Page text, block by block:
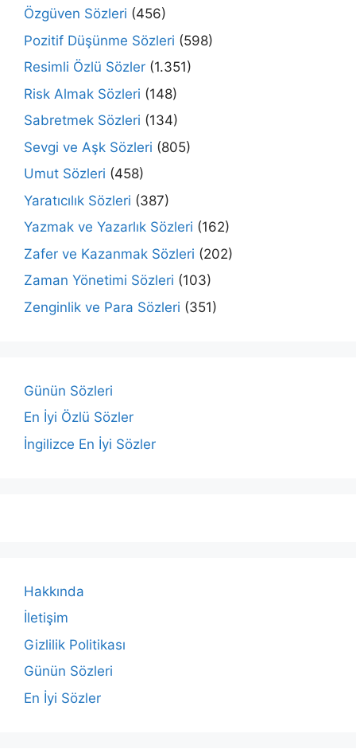
Özgüven Sözleri (456)
Pozitif Düşünme Sözleri (598)
Resimli Özlü Sözler (1.351)
Risk Almak Sözleri (148)
Sabretmek Sözleri (134)
Sevgi ve Aşk Sözleri (805)
Umut Sözleri (458)
Yaratıcılık Sözleri (387)
Yazmak ve Yazarlık Sözleri (162)
Zafer ve Kazanmak Sözleri (202)
Zaman Yönetimi Sözleri (103)
Zenginlik ve Para Sözleri (351)
Günün Sözleri
En İyi Özlü Sözler
İngilizce En İyi Sözler
Hakkında
İletişim
Gizlilik Politikası
Günün Sözleri
En İyi Sözler